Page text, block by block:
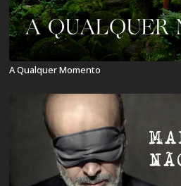
A Qualquer Momento